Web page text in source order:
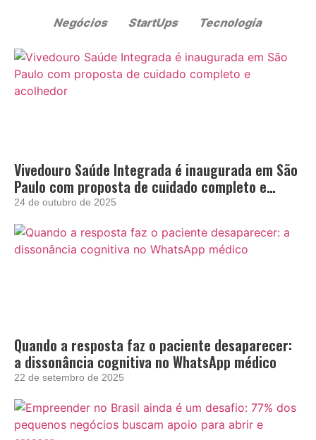
Vivedouro Saúde Integrada é inaugurada em São
Paulo com proposta de cuidado completo e
acolhedor
24 de outubro de 2025
Quando a resposta faz o paciente desaparecer:
a dissonância cognitiva no WhatsApp médico
22 de setembro de 2025